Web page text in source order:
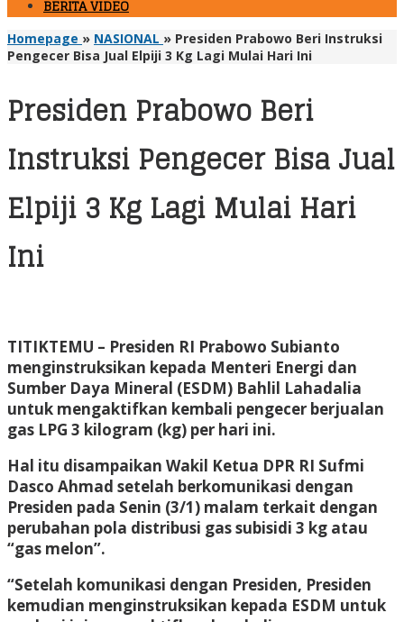
BERITA VIDEO
Homepage » NASIONAL » Presiden Prabowo Beri Instruksi
Pengecer Bisa Jual Elpiji 3 Kg Lagi Mulai Hari Ini
Presiden Prabowo Beri
Instruksi Pengecer Bisa Jual
Elpiji 3 Kg Lagi Mulai Hari
Ini
TITIKTEMU – Presiden RI Prabowo Subianto
menginstruksikan kepada Menteri Energi dan
Sumber Daya Mineral (ESDM) Bahlil Lahadalia
untuk mengaktifkan kembali pengecer berjualan
gas LPG 3 kilogram (kg) per hari ini.
Hal itu disampaikan Wakil Ketua DPR RI Sufmi
Dasco Ahmad setelah berkomunikasi dengan
Presiden pada Senin (3/1) malam terkait dengan
perubahan pola distribusi gas subisidi 3 kg atau
“gas melon”.
“Setelah komunikasi dengan Presiden, Presiden
kemudian menginstruksikan kepada ESDM untuk